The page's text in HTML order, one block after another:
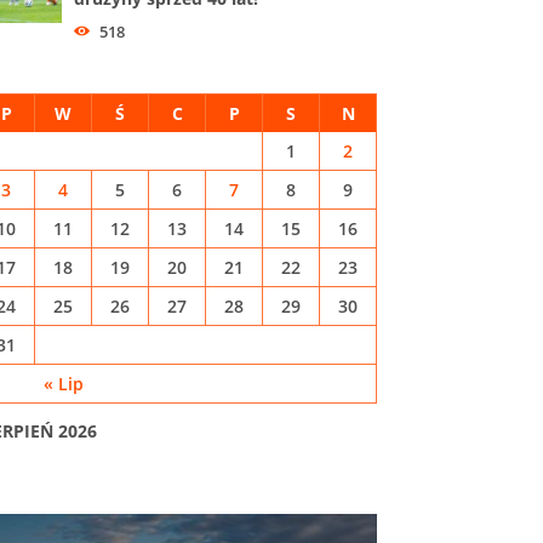
518
2026
P W Ś C P S N
« Lip
1
2
3
4 5 6 7 8
9
11 12 13 14 15
16
18 19 20 21 22
23
25 26 27 28 29
30